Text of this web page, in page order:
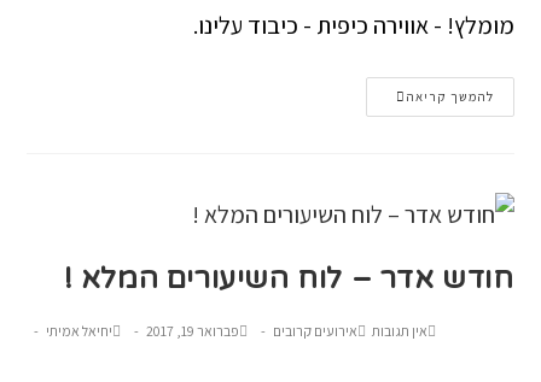
מומלץ! - אווירה כיפית - כיבוד עלינו.
להמשך קריאה
חודש אדר – לוח השיעורים המלא !
יחיאל אמיתי פברואר 19, 2017 אירועים קרובים אין תגובות